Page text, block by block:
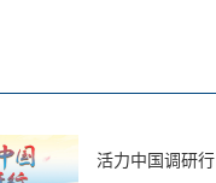
活力中国调研行